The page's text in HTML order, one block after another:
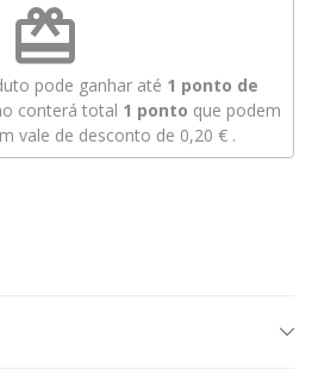
redeem
pode ganhar até 1 ponto de
conterá total 1 ponto que podem
vale de desconto de 0,20 €.